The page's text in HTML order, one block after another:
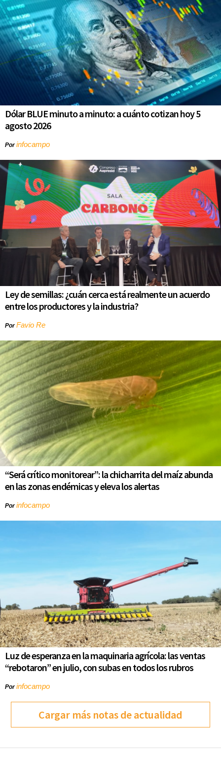
Dólar BLUE minuto a minuto: a cuánto cotizan hoy 5
agosto 2026
Porinfocampo
Ley de semillas: ¿cuán cerca está realmente un acuerdo
entre los productores y la industria?
PorFavio Re
“Será crítico monitorear”: la chicharrita del maíz abunda
en las zonas endémicas y eleva los alertas
Porinfocampo
Luz de esperanza en la maquinaria agrícola: las ventas
“rebotaron” en julio, con subas en todos los rubros
Porinfocampo
Cargar más notas de actualidad